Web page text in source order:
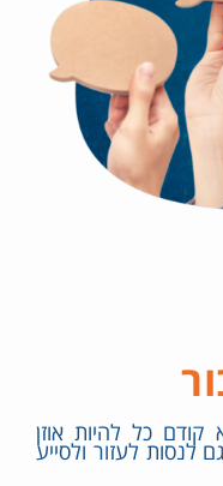
כל להיות אוזן
לעזור ולסייע